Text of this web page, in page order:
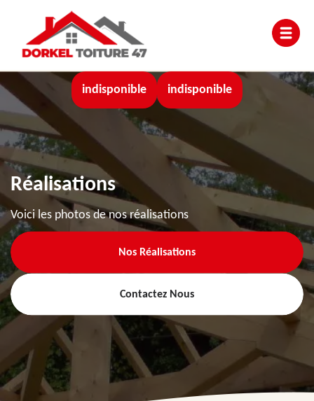
indisponible indisponible
Réalisations
Voici les photos de nos réalisations
Nos Réalisations
Contactez Nous